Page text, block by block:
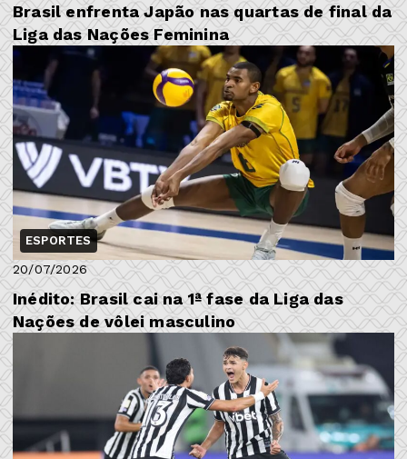
Brasil enfrenta Japão nas quartas de final da
Liga das Nações Feminina
ESPORTES
20/07/2026
Inédito: Brasil cai na 1ª fase da Liga das
Nações de vôlei masculino